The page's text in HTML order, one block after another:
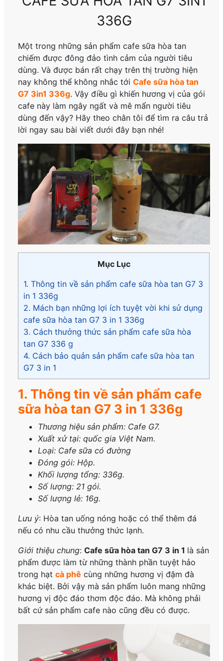
336G
Một trong những sản phẩm cafe sữa hòa tan
chiếm được đông đảo tình cảm của người tiêu
dùng. Và được bán rất chạy trên thị trường hiện
nay không thể không nhắc tớiCafe sữa hòa tan
G7 3in1 336g. Vậy điều gì khiến hương vị của gói
cafe này làm ngây ngất và mê mẩn người tiêu
dùng đến vậy? Hãy theo chân tôi để tìm ra câu trả
lời ngay sau bài viết dưới đây bạn nhé!
Mục Lục
1. Thông tin về sản phẩm cafe sữa hòa tan G7 3
in 1 336g
2. Mách bạn những lợi ích tuyệt vời khi sử dụng
cafe sữa hòa tan G7 3 in 1 336g
3. Cách thưởng thức sản phẩm cafe sữa hòa
tan G7 336 g
4. Cách bảo quản sản phẩm cafe sữa hòa tan
G7 3 in 1
1. Thông tin về sản phẩm cafe
sữa hòa tan G7 3 in 1 336g
Thương hiệu sản phẩm: Cafe G7.
Xuất xử tại: quốc gia Việt Nam.
Loại: Cafe sữa có đường
Đóng gói: Hộp.
Khối lượng tổng: 336g.
Số lượng: 21 gói.
Số lượng lẻ: 16g.
Lưu ý: Hòa tan uống nóng hoặc có thể thêm đá
nếu có nhu cầu thưởng thức lạnh.
Giới thiệu chung:Cafe sữa hòa tan G7 3 in 1 là sản
phẩm được làm từ những thành phần tuyệt hảo
trong hạtcà phê cùng những hương vị đậm đà
khác biệt. Bởi vậy mà sản phẩm luôn mang những
hương vị độc đáo thơm độc đáo. Mà không phải
bất cứ sản phẩm cafe nào cũng đều có được.